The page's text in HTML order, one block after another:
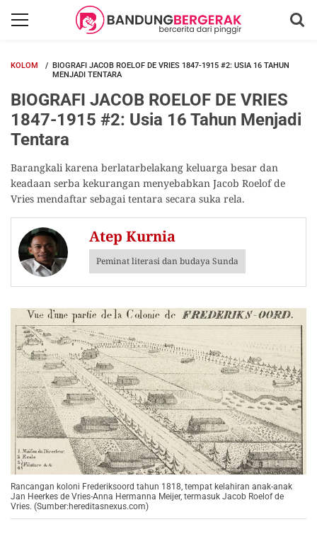
KOLOM
BIOGRAFI JACOB ROELOF DE VRIES 1847-1915 #2: USIA 16 TAHUN
MENJADI TENTARA
BIOGRAFI JACOB ROELOF DE VRIES
1847-1915 #2: Usia 16 Tahun Menjadi
Tentara
Barangkali karena berlatarbelakang keluarga besar dan
keadaan serba kekurangan menyebabkan Jacob Roelof de
Vries mendaftar sebagai tentara secara suka rela.
Atep Kurnia
Peminat literasi dan budaya Sunda
Rancangan koloni Frederiksoord tahun 1818, tempat kelahiran anak-anak
Jan Heerkes de Vries-Anna Hermanna Meijer, termasuk Jacob Roelof de
Vries. (Sumber:hereditasnexus.com)